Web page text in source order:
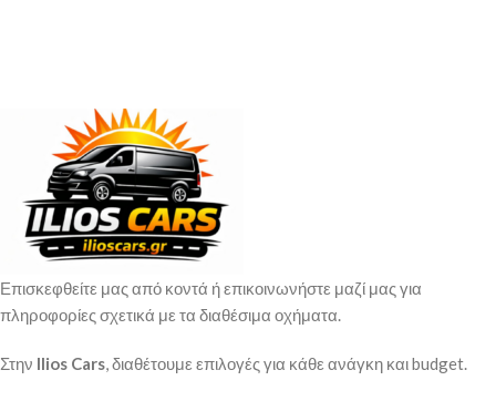
Επισκεφθείτε μας από κοντά ή επικοινωνήστε μαζί μας για
πληροφορίες σχετικά με τα διαθέσιμα οχήματα.
Στην Ilios Cars , διαθέτουμε επιλογές για κάθε ανάγκη και budget.